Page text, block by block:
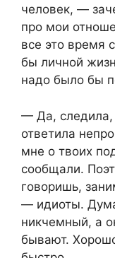
человек, —
про мои
все это время
бы личной
надо было бы
— Да,
ответила
мне о твоих
сообщали.
говоришь,
— идиоты.
никчемный, а
бывают.